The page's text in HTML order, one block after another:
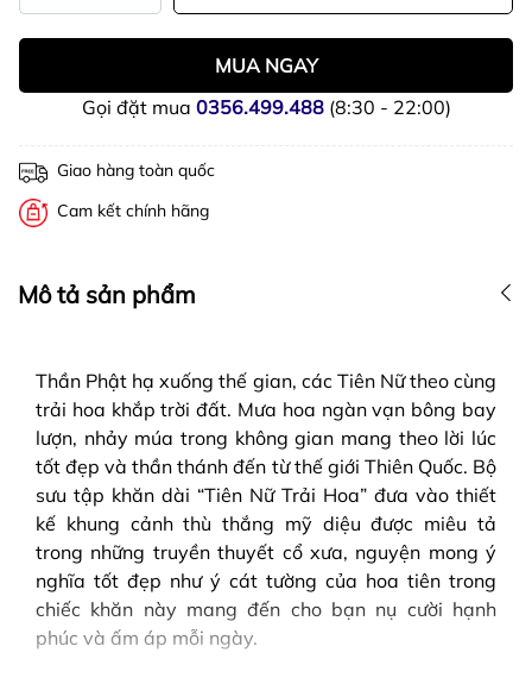
MUA NGAY
Gọi đặt mua 0356.499.488(8:30 - 22:00)
Giao hàng toàn quốc
Cam kết chính hãng
Mô tả sản phẩm
Thần Phật hạ xuống thế gian, các Tiên Nữ theo cùng
trải hoa khắp trời đất. Mưa hoa ngàn vạn bông bay
lượn, nhảy múa trong không gian mang theo lời lúc
tốt đẹp và thần thánh đến từ thế giới Thiên Quốc. Bộ
sưu tập khăn dài “Tiên Nữ Trải Hoa” đưa vào thiết
kế khung cảnh thù thắng mỹ diệu được miêu tả
trong những truyền thuyết cổ xưa, nguyện mong ý
nghĩa tốt đẹp như ý cát tường của hoa tiên trong
chiếc khăn này mang đến cho bạn nụ cười hạnh
phúc và ấm áp mỗi ngày.